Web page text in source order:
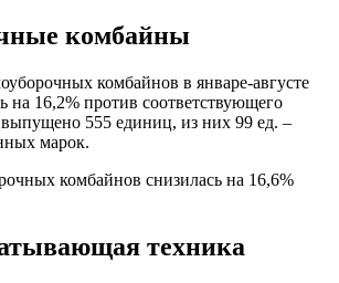
комбайны
комбайнов в январе-августе
на 16,2% против соответствующего
выпущено 555 единиц, из них 99 ед. –
марок.
комбайнов снизилась на 16,6%
техника